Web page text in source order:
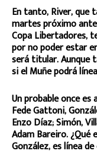
En tanto, River, que
martes próximo
Copa Libertadores,
por no poder estar
será titular. Aunque
si el Muñe podrá
Un probable once es
Fede Gattoni,
Enzo Díaz; Simón,
Adam Bareiro. ¿Qué
González, es línea